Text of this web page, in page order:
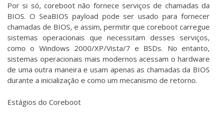
Por si só, coreboot não fornece serviços de chamadas da
BIOS. O SeaBIOS payload pode ser usado para fornecer
chamadas de BIOS, e assim, permitir que coreboot carregue
sistemas operacionais que necessitam desses serviços,
como o Windows 2000/XP/Vista/7 e BSDs. No entanto,
sistemas operacionais mais modernos acessam o hardware
de uma outra maneira e usam apenas as chamadas da BIOS
durante a inicialização e como um mecanismo de retorno.
Estágios do Coreboot